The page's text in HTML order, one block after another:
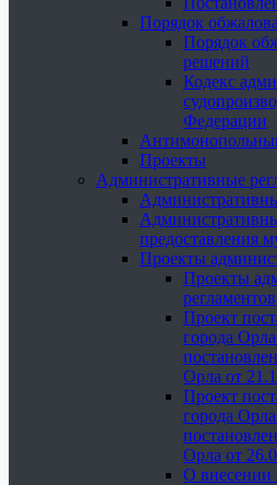
Порядок
Порядок
решений
Кодекс
Федерации
Проекты
Административные
предоставления
Проекты
Проекты
регламентов
Проект
города
Орла от
Проект
города
Орла от
О внесении